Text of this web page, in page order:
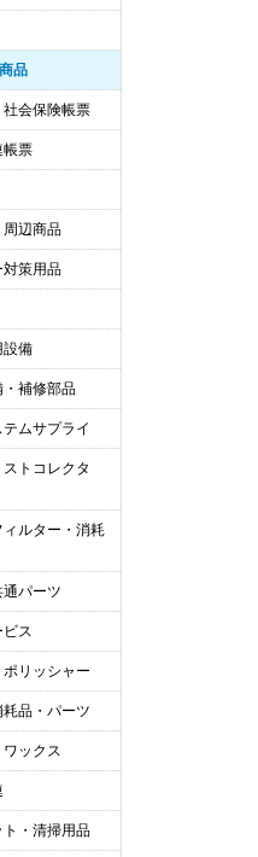
品
社会保険帳票
帳票
周辺商品
対策用品
設備
・補修部品
ムサプライ
トコレクタ
ィルター・消耗
通パーツ
ビス
ポリッシャー
耗品・パーツ
ワックス
ト・清掃用品